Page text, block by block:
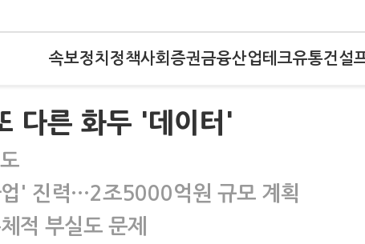
속보정치 정책사회 증권금융산업테크유통건설
다른 화두 '데이터'
' 진력…2조5000억원 규모 계획
적 부실도 문제